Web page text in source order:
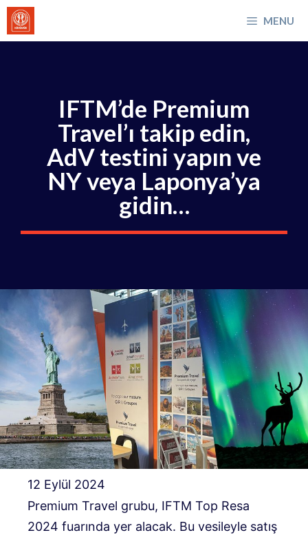
İçeriğe
atla
MENU
IFTM’de Premium
Travel’ı takip edin,
AdV testini yapın ve
NY veya Laponya’ya
gidin…
12 Eylül 2024
Premium Travel grubu, IFTM Top Resa
2024 fuarında yer alacak. Bu vesileyle satış